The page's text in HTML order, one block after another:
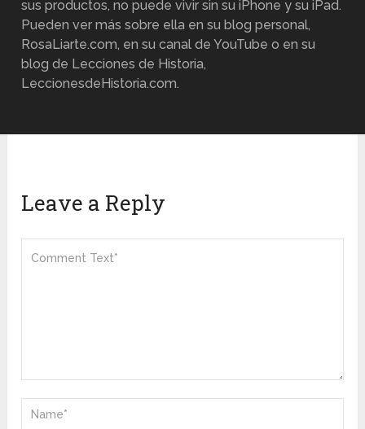
sus productos, no puede vivir sin su iPhone y su iPad.
Pueden ver más sobre ella en su blog personal,
RosaLiarte.com, en su canal de YouTube o en su
blog de Lecciones de Historia,
LeccionesdeHistoria.com.
Leave a Reply